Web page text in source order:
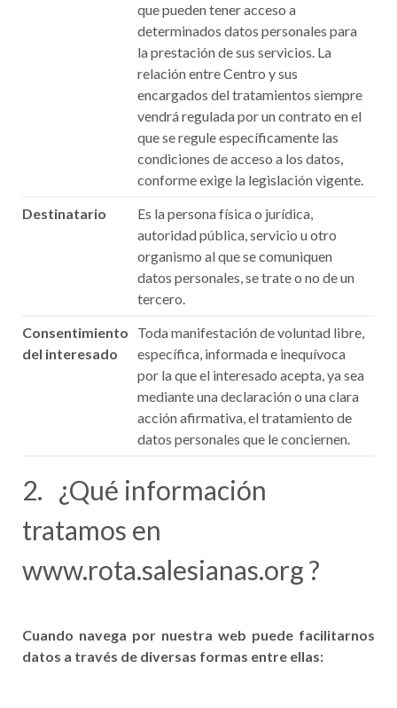
que pueden tener acceso a
determinados datos personales para
la prestación de sus servicios. La
relación entre Centro y sus
encargados del tratamientos siempre
vendrá regulada por un contrato en el
que se regule específicamente las
condiciones de acceso a los datos,
conforme exige la legislación vigente.
Destinatario
Es la persona física o jurídica,
autoridad pública, servicio u otro
organismo al que se comuniquen
datos personales, se trate o no de un
tercero.
Consentimiento
del interesado
Toda manifestación de voluntad libre,
específica, informada e inequívoca
por la que el interesado acepta, ya sea
mediante una declaración o una clara
acción afirmativa, el tratamiento de
datos personales que le conciernen.
2. ¿Qué información
tratamos en
www.rota.salesianas.org ?
Cuando navega por nuestra web puede facilitarnos
datos a través de diversas formas entre ellas: